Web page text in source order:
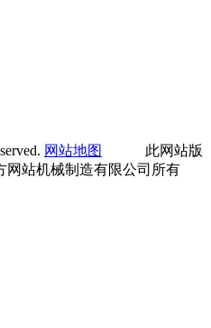
网站地图
此网站版
网站机械制造有限公司所有